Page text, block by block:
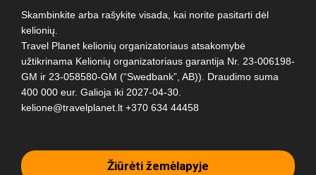
Skambinkite arba rašykite visada, kai norite pasitarti dėl
kelionių.
Travel Planet kelionių organizatoriaus atsakomybė
užtikrinama Kelionių organizatoriaus garantija Nr. 23-006198-
GM ir 23-058580-GM (“Swedbank”, AB)). Draudimo suma
400 000 eur. Galioja iki 2027-04-30.
kelione@travelplanet.lt +370 634 44458
Žiūrėti žemėlapyje